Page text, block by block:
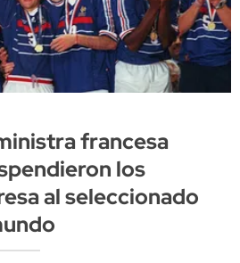
francesa
los
al seleccionado